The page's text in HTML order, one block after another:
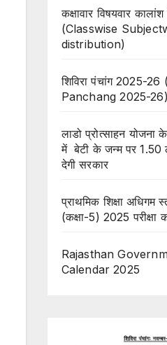
कक्षावार विषयवार
(Classwise
distribution)
शिविरा पंचांग 2025-
Panchang 2025-26)
लाडो प्रोत्साहन योजना
में बेटी के जन्म पर 1.50
देगी सरकार
प्राथमिक शिक्षा अधिगम
(कक्षा-5) 2025 परीक्षा
Rajasthan
Calendar 2025